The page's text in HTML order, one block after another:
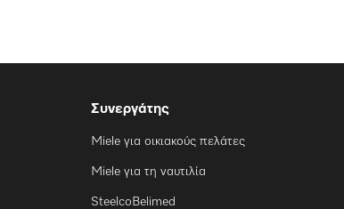
Συνεργάτης
Miele για οικιακούς πελάτες
Miele για τη ναυτιλία
SteelcoBelimed